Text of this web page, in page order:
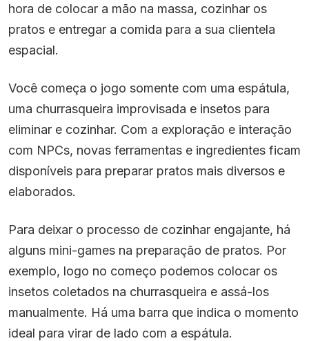
hora de colocar a mão na massa, cozinhar os
pratos e entregar a comida para a sua clientela
espacial.
Você começa o jogo somente com uma espátula,
uma churrasqueira improvisada e insetos para
eliminar e cozinhar. Com a exploração e interação
com NPCs, novas ferramentas e ingredientes ficam
disponíveis para preparar pratos mais diversos e
elaborados.
Para deixar o processo de cozinhar engajante, há
alguns mini-games na preparação de pratos. Por
exemplo, logo no começo podemos colocar os
insetos coletados na churrasqueira e assá-los
manualmente. Há uma barra que indica o momento
ideal para virar de lado com a espátula.